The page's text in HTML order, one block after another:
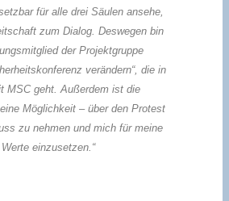
für alle drei Säulen ansehe,
zum Dialog. Deswegen bin
der Projektgruppe
verändern“, die in
MSC geht. Außerdem ist die
Möglichkeit – über den Protest
zu nehmen und mich für meine
Werte einzusetzen.“